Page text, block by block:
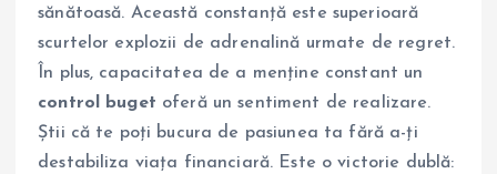
sănătoasă. Această constanță este superioară
scurtelor explozii de adrenalină urmate de regret.
În plus, capacitatea de a menține constant un
control buget oferă un sentiment de realizare.
Știi că te poți bucura de pasiunea ta fără a-ți
destabiliza viața financiară. Este o victorie dublă: